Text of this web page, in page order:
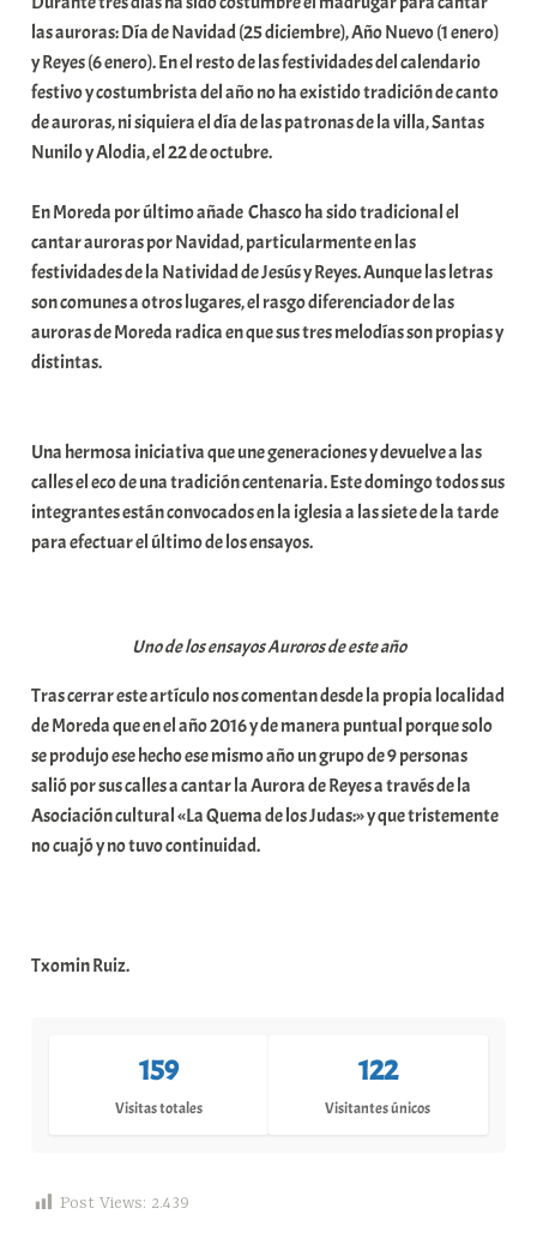
las auroras: Día de Navidad (25 diciembre), Año Nuevo (1 enero)
y Reyes (6 enero). En el resto de las festividades del calendario
festivo y costumbrista del año no ha existido tradición de canto
de auroras, ni siquiera el día de las patronas de la villa, Santas
Nunilo y Alodia, el 22 de octubre.
En Moreda por último añade Chasco ha sido tradicional el
cantar auroras por Navidad, particularmente en las
festividades de la Natividad de Jesús y Reyes. Aunque las letras
son comunes a otros lugares, el rasgo diferenciador de las
auroras de Moreda radica en que sus tres melodías son propias y
distintas.
Una hermosa iniciativa que une generaciones y devuelve a las
calles el eco de una tradición centenaria. Este domingo todos sus
integrantes están convocados en la iglesia a las siete de la tarde
para efectuar el último de los ensayos.
Uno de los ensayos Auroros de este año
Tras cerrar este artículo nos comentan desde la propia localidad
de Moreda que en el año 2016 y de manera puntual porque solo
se produjo ese hecho ese mismo año un grupo de 9 personas
salió por sus calles a cantar la Aurora de Reyes a través de la
Asociación cultural «La Quema de los Judas:» y que tristemente
no cuajó y no tuvo continuidad.
Txomin Ruiz.
159
Visitas totales
122
Visitantes únicos
Post Views: 2.439